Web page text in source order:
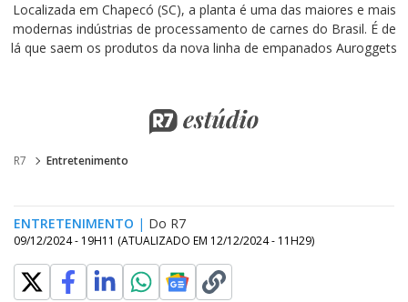
Localizada em Chapecó (SC), a planta é uma das maiores e mais
modernas indústrias de processamento de carnes do Brasil. É de
lá que saem os produtos da nova linha de empanados Auroggets
R7 Entretenimento
ENTRETENIMENTO | Do R7
09/12/2024 - 19H11 (ATUALIZADO EM 12/12/2024 - 11H29)